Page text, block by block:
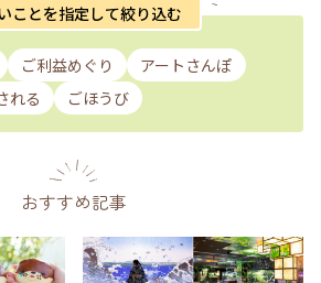
ことを指定して絞り込む
ご利益めぐり
アートさんぽ
れる ごほうび
おすすめ記事